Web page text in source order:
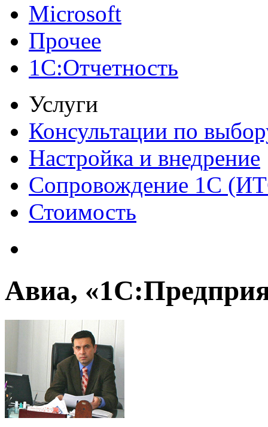
Microsoft
Прочее
1С:Отчетность
Услуги
Консультации по
Настройка и внедрение
Сопровождение 1С
Стоимость
Авиа,